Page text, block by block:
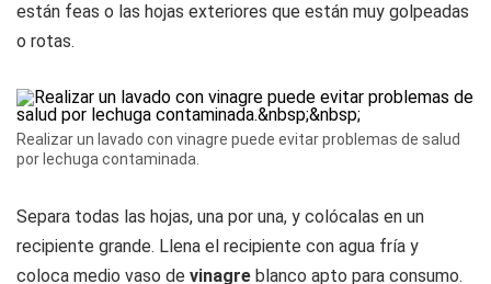
están feas o las hojas exteriores que están muy golpeadas
o rotas.
Realizar un lavado con vinagre puede evitar problemas de salud
por lechuga contaminada.
Separa todas las hojas, una por una, y colócalas en un
recipiente grande. Llena el recipiente con agua fría y
coloca medio vaso de vinagre blanco apto para consumo.